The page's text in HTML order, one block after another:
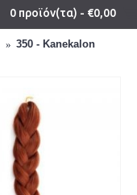
0 προϊόν(τα) - €0,00
350 - Kanekalon